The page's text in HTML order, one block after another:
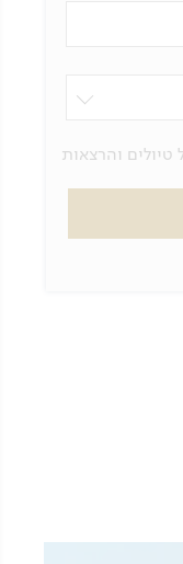
טיולים והרצאות